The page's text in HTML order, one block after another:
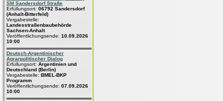
SM Sandersdorf Straße
Erfüllungsort: 06792 Sandersdorf
(Anhalt-Bitterfeld)
Vergabestelle:
Landesstraßenbaubehörde
Sachsen-Anhalt
Veröffentlichungsende: 10.09.2026
10:00
Deutsch-Argentinischer
Agrarpolitischer Dialog
Erfüllungsort: Argentinien und
Deutschland (Berlin)
Vergabestelle: BMEL-BKP
Programm
Veröffentlichungsende: 07.09.2026
10:00